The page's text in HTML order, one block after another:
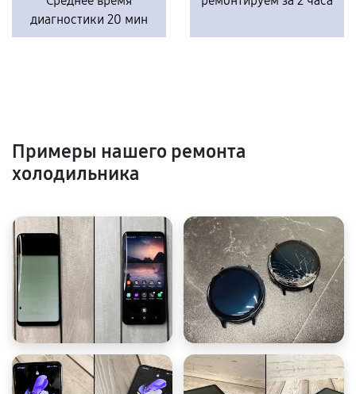
диагностики 20 мин
Примеры нашего ремонта
холодильника